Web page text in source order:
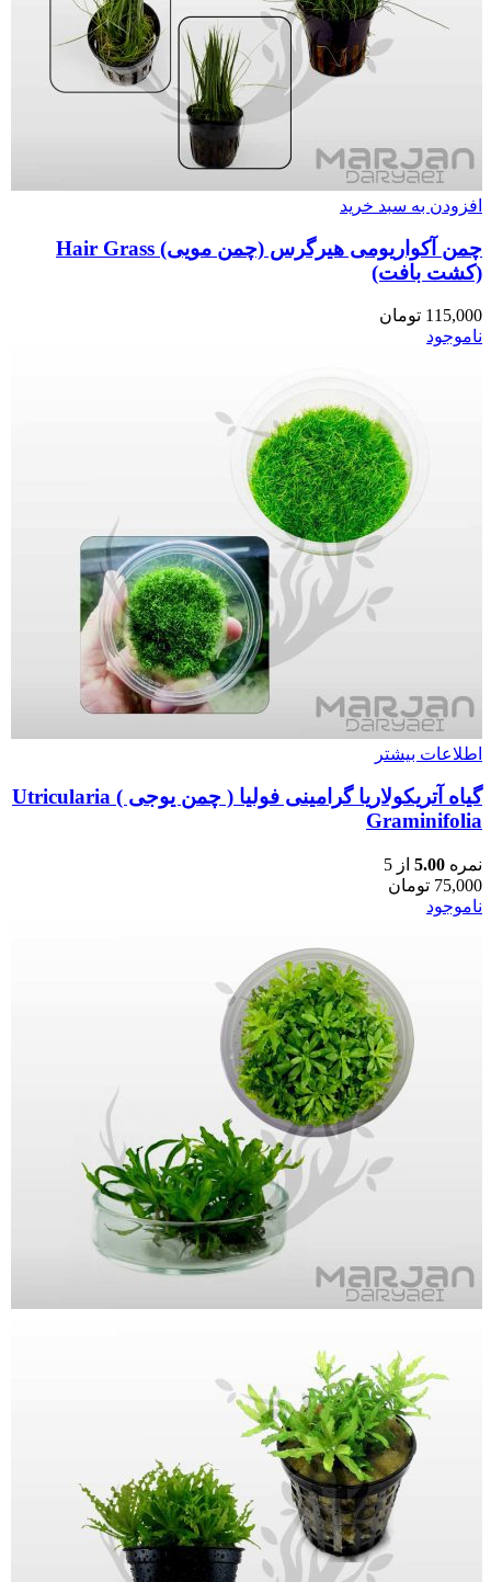
افزودن به سبد خرید
چمن آکواریومی هیرگرس (چمن مویی) Hair Grass
(کشت بافت)
115,000 تومان
ناموجود
اطلاعات بیشتر
گیاه آتریکولاریا گرامینی فولیا ( چمن یوجی ) Utricularia
Graminifolia
نمره 5.00 از 5
75,000 تومان
ناموجود